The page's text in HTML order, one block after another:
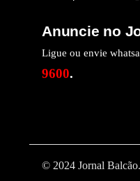
Anuncie no
Ligue ou envie
9600.
© 2024 Jornal